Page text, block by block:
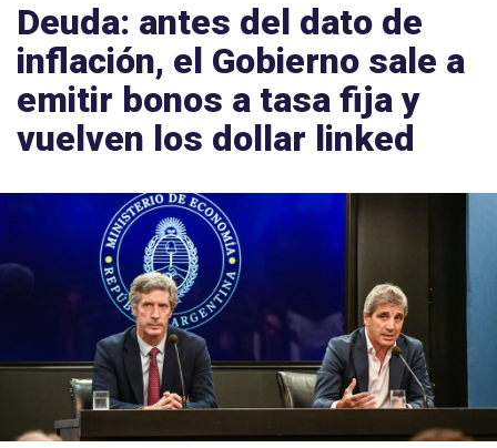
Deuda: antes del dato de
inflación, el Gobierno sale a
emitir bonos a tasa fija y
vuelven los dollar linked